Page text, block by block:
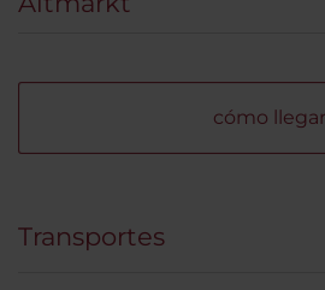
cómo llegar
Transportes